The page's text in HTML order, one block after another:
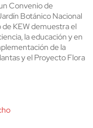
Convenio de
Botánico Nacional
KEW demuestra el
la educación y en
de la
y el Proyecto Flora